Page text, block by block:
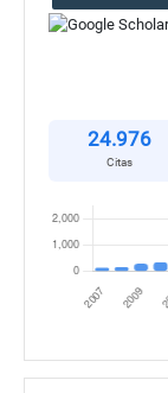
24.976
Citas